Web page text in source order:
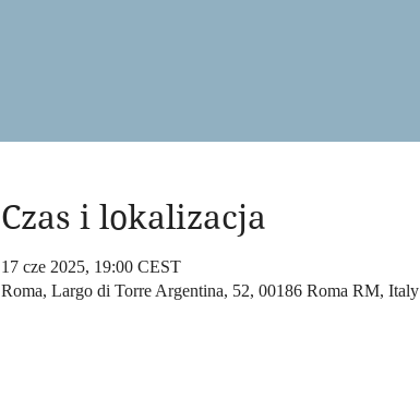
Czas i lokalizacja
17 cze 2025, 19:00 CEST
Roma, Largo di Torre Argentina, 52, 00186 Roma RM, Italy